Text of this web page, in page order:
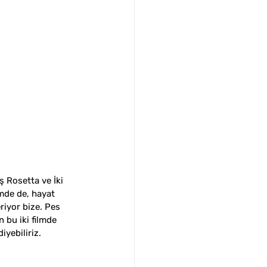
Rosetta ve İki
de, hayat
bize. Pes
bu iki filmde